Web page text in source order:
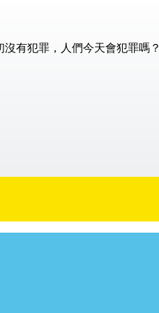
有犯罪，人們今天會犯罪嗎？